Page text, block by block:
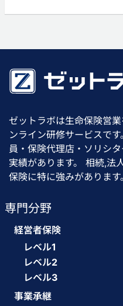
ゼットラボは生命保険営
ンライン研修サービスで
員・保険代理店・ソリシ
実績があります。 相続,法
保険に特に強みがあります。
専門分野
経営者保険
レベル1
レベル2
レベル3
事業承継